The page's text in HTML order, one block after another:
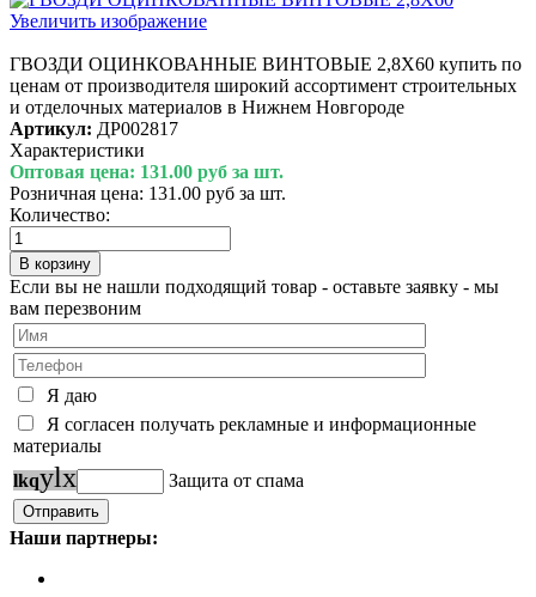
Увеличить изображение
ГВОЗДИ ОЦИНКОВАННЫЕ ВИНТОВЫЕ 2,8Х60 купить по
ценам от производителя широкий ассортимент строительных
и отделочных материалов в Нижнем Новгороде
Артикул: ДР002817
Характеристики
Оптовая цена: 131.00 руб за шт.
Розничная цена: 131.00 руб за шт.
Количество:
Если вы не нашли подходящий товар - оставьте заявку - мы
вам перезвоним
Я даю
Я согласен получать рекламные и информационные
материалы
lkqylx Защита от спама
Наши партнеры: